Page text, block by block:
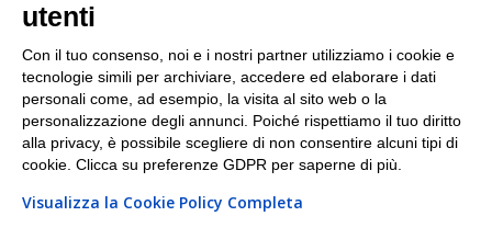
I nostri punti di ritiro e spedizione pacchi nelle
maggiori città italiane
Torino|Milano|Roma|Bologna|Firenze| Genova
Napoli|Varese
utenti
Con il tuo consenso, noi e i nostri partner utilizziamo i cookie e
tecnologie simili per archiviare, accedere ed elaborare i dati
personali come, ad esempio, la visita al sito web o la
personalizzazione degli annunci. Poiché rispettiamo il tuo diritto
alla privacy, è possibile scegliere di non consentire alcuni tipi di
cookie. Clicca su preferenze GDPR per saperne di più.
Visualizza la Cookie Policy Completa